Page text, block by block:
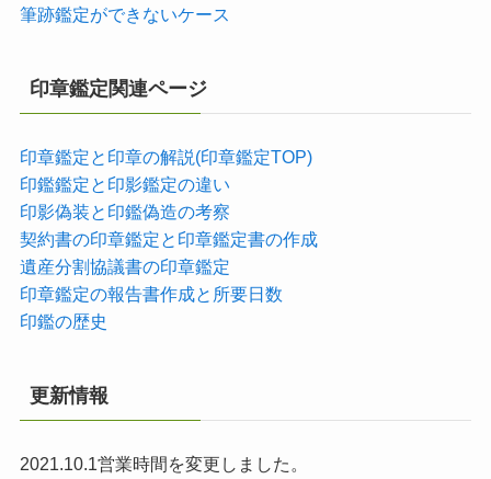
筆跡鑑定ができないケース
印章鑑定関連ページ
印章鑑定と印章の解説(印章鑑定TOP)
印鑑鑑定と印影鑑定の違い
印影偽装と印鑑偽造の考察
契約書の印章鑑定と印章鑑定書の作成
遺産分割協議書の印章鑑定
印章鑑定の報告書作成と所要日数
印鑑の歴史
更新情報
2021.10.1営業時間を変更しました。